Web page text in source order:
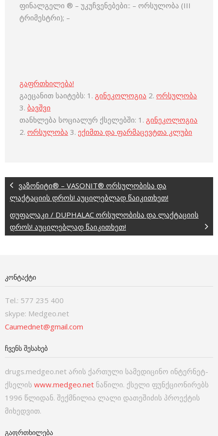
ფინალგელი ® – უკუჩვენებები:: – ორსულობა (III
ტრიმესტრი); –
გაფრთხილება!
გაეცანით საიტებს: 1. გინეკოლოგია 2. ორსულობა
3. ბავშვი
თანხლება სოციალურ ქსელებში: 1. გინეკოლოგია
2. ორსულობა 3. ექიმთა და ფარმაცევტთა კლუბი
ვაზონიტი® – VASONIT® ორსულობისა და
ლაქტაციის დროს! აუცილებლად წაიკითხეთ!
დუფალაკი / DUPHALAC ორსულობისა და ლაქტაციის
დროს! აუცილებლად წაიკითხეთ!
ᲙᲝᲜᲢᲐᲥᲢᲘ
Tel.: 577 235 400
skype: Medgeo.net
Caumednet@gmail.com
ᲩᲕᲔᲜᲡ ᲨᲔᲡᲐᲮᲔᲑ
drugs.medgeo.net არის ქართული სამედიცინო ინტერნეტ-
ქსელის www.medgeo.net ნაწილი. ქსელი ფუნქციონირებს
1996 წლიდან. შექმნილია ლალი დათეშიძის პროექტის
მიხედვით.
ᲒᲐᲤᲠᲗᲮᲘᲚᲔᲑᲐ